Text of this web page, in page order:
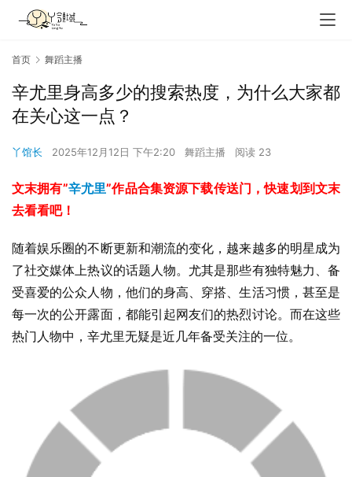
首页 舞蹈主播
辛尤里身高多少的搜索热度，为什么大家都
在关心这一点？
丫馆长 2025年12月12日 下午2:20 舞蹈主播 阅读 23
文末拥有”辛尤里”作品合集资源下载传送门，快速划到文末
去看看吧！
随着娱乐圈的不断更新和潮流的变化，越来越多的明星成为
了社交媒体上热议的话题人物。尤其是那些有独特魅力、备
受喜爱的公众人物，他们的身高、穿搭、生活习惯，甚至是
每一次的公开露面，都能引起网友们的热烈讨论。而在这些
热门人物中，辛尤里无疑是近几年备受关注的一位。